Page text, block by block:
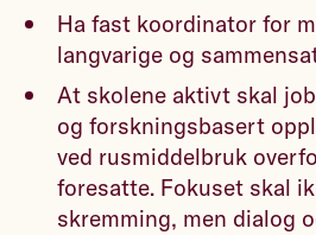
Ha fast koordinator for
langvarige og
At skolene aktivt skal
og forskningsbasert
ved rusmiddelbruk
foresatte. Fokuset skal
skremming, men dialog